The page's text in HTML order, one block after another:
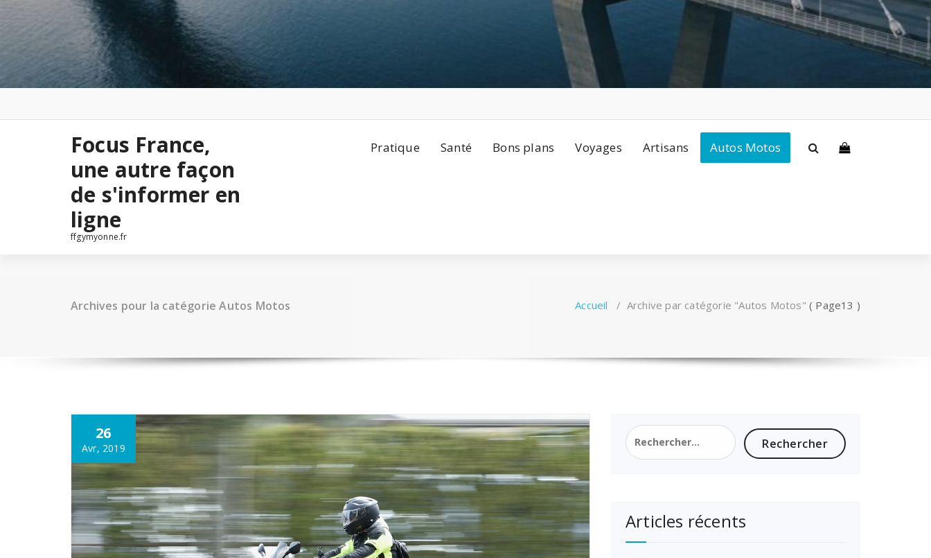
Focus France,
une autre façon
de s'informer en
ligne
ffgymyonne.fr
Pratique Santé Bons plans Voyages Artisans Autos Motos
Archives pour la catégorie Autos Motos Accueil / Archive par catégorie "Autos Motos" ( Page13 )
26
Avr, 2019
Rechercher :
Articles récents